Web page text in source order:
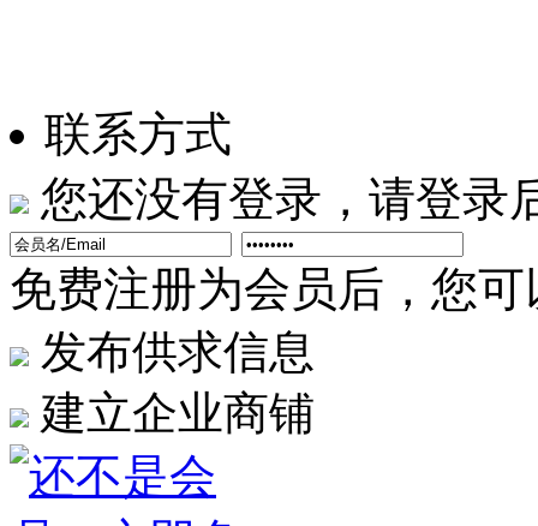
联系方式
您还没有登录，请登录
免费注册为会员后，您可
发布供求信息
建立企业商铺